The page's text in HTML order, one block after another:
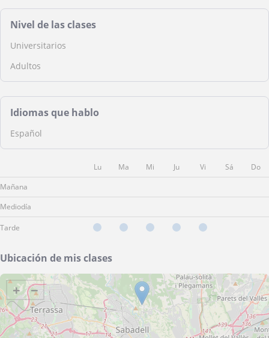
Nivel de las clases
Universitarios
Adultos
Idiomas que hablo
Español
Lu Ma Mi Ju Vi Sá
Do
Mañana
Mediodía
Tarde
Ubicación de mis clases
+ −